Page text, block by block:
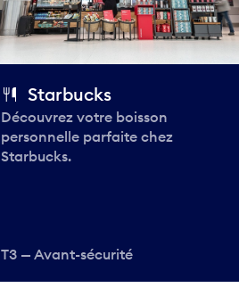
Starbucks
Découvrez votre boisson
personnelle parfaite chez
Starbucks.
T3 — Avant-sécurité